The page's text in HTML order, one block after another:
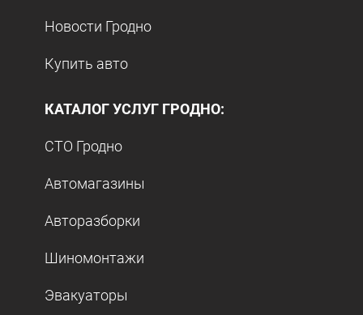
Новости Гродно
Купить авто
КАТАЛОГ УСЛУГ ГРОДНО:
СТО Гродно
Автомагазины
Авторазборки
Шиномонтажи
Эвакуаторы